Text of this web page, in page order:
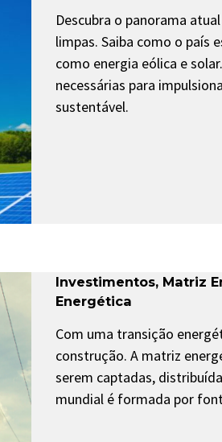
Descubra o panorama
limpas. Saiba como o país
como energia eólica e
necessárias para
sustentável.
Investimentos, Matriz
Energética
Com uma transição
construção. A matriz
serem captadas,
mundial é formada por